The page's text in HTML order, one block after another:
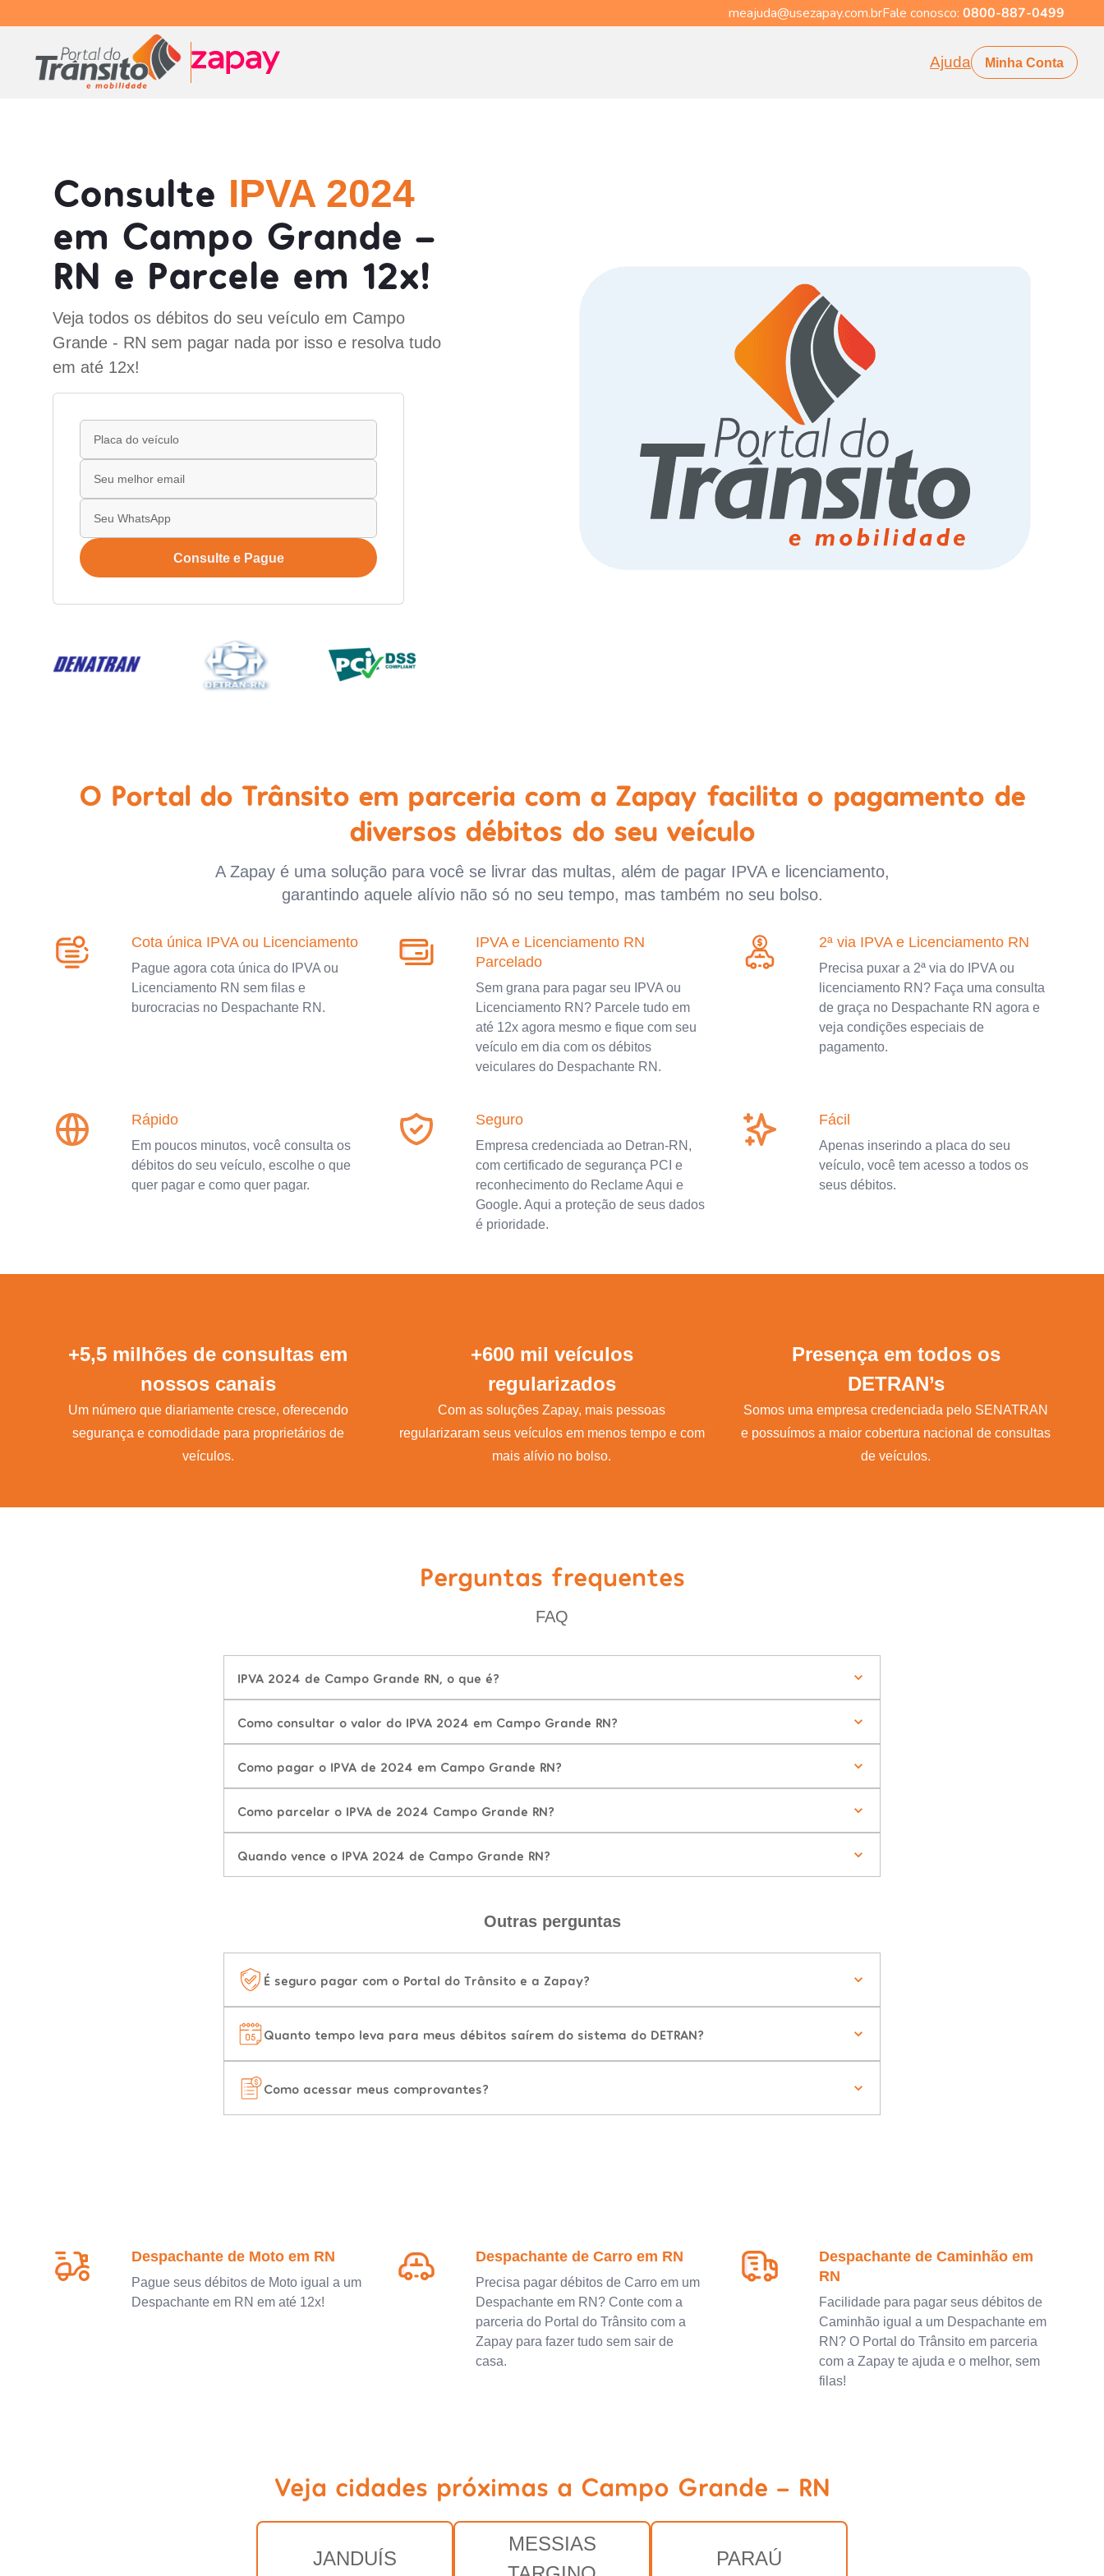
meajuda@usezapay.com.brFale conosco: 0800-887-0499
Ajuda Minha Conta
Consulte IPVA 2024
em Campo Grande -
RN e Parcele em 12x!
Veja todos os débitos do seu veículo em Campo
Grande - RN sem pagar nada por isso e resolva tudo
em até 12x!
Consulte e Pague
O Portal do Trânsito em parceria com a Zapay facilita o pagamento de
diversos débitos do seu veículo
A Zapay é uma solução para você se livrar das multas, além de pagar IPVA e licenciamento,
garantindo aquele alívio não só no seu tempo, mas também no seu bolso.
Cota única IPVA ou Licenciamento
Pague agora cota única do IPVA ou
Licenciamento RN sem filas e
burocracias no Despachante RN.
IPVA e Licenciamento RN
Parcelado
Sem grana para pagar seu IPVA ou
Licenciamento RN? Parcele tudo em
até 12x agora mesmo e fique com seu
veículo em dia com os débitos
veiculares do Despachante RN.
2ª via IPVA e Licenciamento RN
Precisa puxar a 2ª via do IPVA ou
licenciamento RN? Faça uma consulta
de graça no Despachante RN agora e
veja condições especiais de
pagamento.
Rápido
Em poucos minutos, você consulta os
débitos do seu veículo, escolhe o que
quer pagar e como quer pagar.
Seguro
Empresa credenciada ao Detran-RN,
com certificado de segurança PCI e
reconhecimento do Reclame Aqui e
Google. Aqui a proteção de seus dados
é prioridade.
Fácil
Apenas inserindo a placa do seu
veículo, você tem acesso a todos os
seus débitos.
+5,5 milhões de consultas em
nossos canais
Um número que diariamente cresce, oferecendo
segurança e comodidade para proprietários de
veículos.
+600 mil veículos
regularizados
Com as soluções Zapay, mais pessoas
regularizaram seus veículos em menos tempo e com
mais alívio no bolso.
Presença em todos os
DETRAN’s
Somos uma empresa credenciada pelo SENATRAN
e possuímos a maior cobertura nacional de consultas
de veículos.
Perguntas frequentes
FAQ
IPVA 2024 de Campo Grande RN, o que é?
Como consultar o valor do IPVA 2024 em Campo Grande RN?
Como pagar o IPVA de 2024 em Campo Grande RN?
Como parcelar o IPVA de 2024 Campo Grande RN?
Quando vence o IPVA 2024 de Campo Grande RN?
Outras perguntas
É seguro pagar com o Portal do Trânsito e a Zapay?
Quanto tempo leva para meus débitos saírem do sistema do DETRAN?
Como acessar meus comprovantes?
Despachante de Moto em RN
Pague seus débitos de Moto igual a um
Despachante em RN em até 12x!
Despachante de Carro em RN
Precisa pagar débitos de Carro em um
Despachante em RN? Conte com a
parceria do Portal do Trânsito com a
Zapay para fazer tudo sem sair de
casa.
Despachante de Caminhão em
RN
Facilidade para pagar seus débitos de
Caminhão igual a um Despachante em
RN? O Portal do Trânsito em parceria
com a Zapay te ajuda e o melhor, sem
filas!
Veja cidades próximas a Campo Grande - RN
JANDUÍS
MESSIAS
PARAÚ